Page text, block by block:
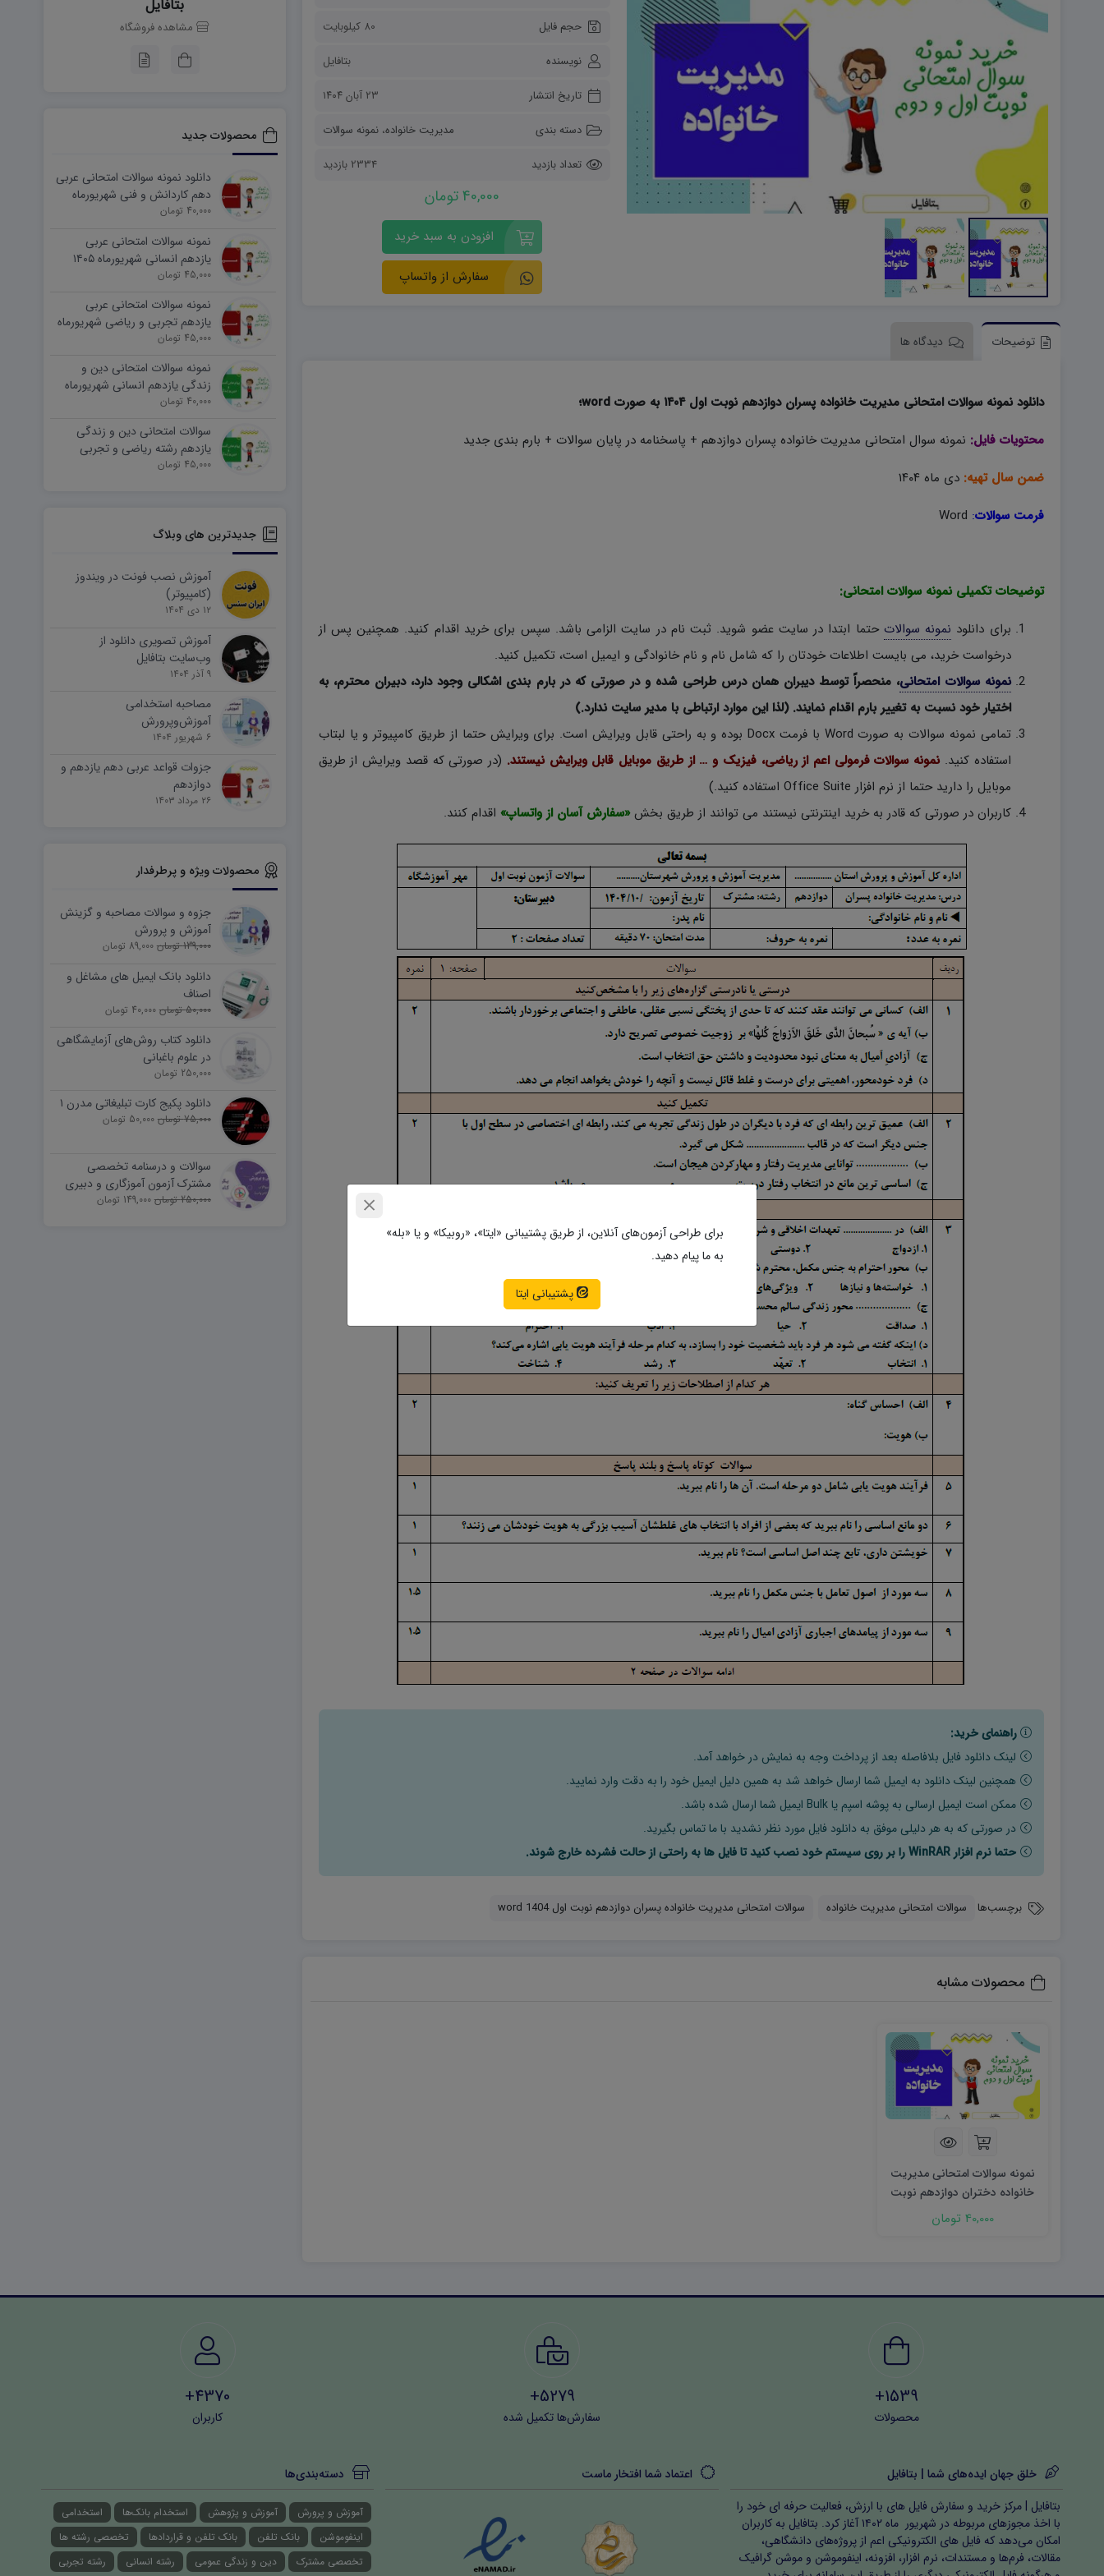
دفاعی دهم
هویت اجتماعی
آمادگی دفاعی دهم W
آمادگی دفاعی ۱۰ D
حجم فایل
80 کیلوبایت
نویسنده
بتافایل
تاریخ انتشار
۲۳ آبان ۱۴۰۴
دسته بندی
مدیریت خانواده،نمونه سوالات
تعداد بازدید
2334 بازدید
40,000 تومان
افزودن به سبد خرید
سفارش از واتساپ
توضیحات دیدگاه ها
دانلود نمونه سوالات امتحانی مدیریت خانواده پسران دوازدهم نوبت اول ۱۴۰۴ به صورت word؛
محتویات فایل: نمونه سوال امتحانی مدیریت خانواده پسران دوازدهم + پاسخنامه در پایان سوالات + بارم بندی جدید
ضمن سال تهیه: دی ماه ۱۴۰۴
فرمت سوالات:
توضیحات تکمیلی نمونه سوالات امتحانی:
برای دانلود نمونه سوالات حتما ابتدا در سایت عضو شوید. ثبت نام در سایت الزامی باشد. سپس برای خرید اقدام کنید. همچنین پس از
درخواست خرید، می بایست اطلاعات خودتان را که شامل نام و نام خانوادگی و ایمیل است، تکمیل کنید.
نمونه سوالات امتحانی، منحصراً توسط دیبران همان درس طراحی شده و در صورتی که در بارم بندی اشکالی وجود دارد، دبیران محترم، به
اختیار خود نسبت به تغییر بارم اقدام نمایند. (لذا این موارد ارتباطی با مدیر سایت ندارد.)
تمامی نمونه سوالات به صورت Word با فرمت Docx بوده و به راحتی قابل ویرایش است. برای ویرایش حتما از طریق کامپیوتر و یا لبتاب
استفاده کنید. نمونه سوالات فرمولی اعم از ریاضی، فیزیک و … از طریق موبایل قابل ویرایش نیستند. (در صورتی که قصد ویرایش از طریق
موبایل را دارید حتما از نرم افزار Office Suite استفاده کنید.)
کاربران در صورتی که قادر به خرید اینترنتی نیستند می توانند از طریق بخش«سفارش آسان از واتساپ» اقدام کنند.
راهنمای خرید:
لینک دانلود فایل بلافاصله بعد از پرداخت وجه به نمایش در خواهد آمد.
همچنین لینک دانلود به ایمیل شما ارسال خواهد شد به همین دلیل ایمیل خود را به دقت وارد نمایید.
ممکن است ایمیل ارسالی به پوشه اسپم یا Bulk ایمیل شما ارسال شده باشد.
در صورتی که به هر دلیلی موفق به دانلود فایل مورد نظر نشدید با ما تماس بگیرید.
حتما نرم افزار WinRAR را بر روی سیستم خود نصب کنید تا فایل ها به راحتی از حالت فشرده خارج شوند.
برچسب‌ها سوالات امتحانی مدیریت خانواده سوالات امتحانی مدیریت خانواده پسران دوازدهم نوبت اول 1404 word
محصولات مشابه
نمونه سوالات امتحانی مدیریت
خانواده دختران دوازدهم نوبت
40,000 تومان
بتافایل
مشاهده فروشگاه
محصولات جدید
دانلود نمونه سوالات امتحانی عربی
دهم کاردانش و فنی شهریورماه
۱۴۰۵ word
40,000 تومان
نمونه سوالات امتحانی عربی
یازدهم انسانی شهریورماه ۱۴۰۵
word
45,000 تومان
نمونه سوالات امتحانی عربی
یازدهم تجربی و ریاضی شهریورماه
۱۴۰۵ word
45,000 تومان
نمونه سوالات امتحانی دین و
زندگی یازدهم انسانی شهریورماه
۱۴۰۵ word
40,000 تومان
سوالات امتحانی دین و زندگی
یازدهم رشته ریاضی و تجربی
شهریورماه ۱۴۰۵ word
45,000 تومان
جدیدترین های وبلاگ
آموزش نصب فونت در ویندوز
(کامپیوتر)
۱۲ دی ۱۴۰۴
آموزش تصویری دانلود از
وب‌سایت بتافایل
۹ آذر ۱۴۰۴
مصاحبه استخدامی
آموزش‌وپرورش
۶ شهریور ۱۴۰۴
جزوات قواعد عربی دهم یازدهم و
دوازدهم
۲۶ مرداد ۱۴۰۳
محصولات ویژه و پرطرفدار
جزوه و سوالات مصاحبه و گزینش
آموزش و پرورش
139,000 تومان 89,000 تومان
دانلود بانک ایمیل های مشاغل و
اصناف
50,000 تومان 40,000 تومان
دانلود کتاب روش‌های آزمایشگاهی
در علوم باغبانی
250,000 تومان
دانلود پکیج کارت تبلیغاتی مدرن ۱
75,000 تومان 50,000 تومان
سوالات و درسنامه تخصصی
مشترک آزمون آموزگاری و دبیری
250,000 تومان 149,000 تومان
1539+
محصولات
5279+
سفارش‌ها تکمیل شده
4370+
کاربران
خلق جهان ایده‌های شما | بتافایل
بتافایل | مرکز خرید و سفارش فایل های با ارزش، فعالیت حرفه ای خود را
با اخذ مجوزهای مربوطه در شهریور ماه ۱۴۰۲ آغاز کرد. بتافایل به کاربران
امکان می‌دهد که فایل های الکترونیکی اعم از پروژه‌های دانشگاهی،
مقالات، فرم‌ها و مستندات، نرم افزار، افزونه، اینفوموشن و موشن گرافیک
اعتماد شما افتخار ماست دسته‌بندی‌ها
آموزش و پرورش آموزش و پژوهش استخدام بانک‌ها
استخدامی
اینفوموشن
بانک تلفن بانک تلفن و قراردادها
تخصصی رشته ها
تخصصی مشترک
دین و زندگی عمومی رشته انسانی رشته تجربی
برای طراحی آزمون‌های آنلاین، از طریق پشتیبانی «ایتا»، «روبیکا» و یا «بله»
به ما پیام دهید.
پشتیبانی ایتا